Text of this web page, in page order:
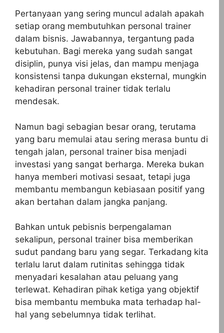
Pertanyaan yang sering muncul adalah apakah
setiap orang membutuhkan personal trainer
dalam bisnis. Jawabannya, tergantung pada
kebutuhan. Bagi mereka yang sudah sangat
disiplin, punya visi jelas, dan mampu menjaga
konsistensi tanpa dukungan eksternal, mungkin
kehadiran personal trainer tidak terlalu
mendesak.
Namun bagi sebagian besar orang, terutama
yang baru memulai atau sering merasa buntu di
tengah jalan, personal trainer bisa menjadi
investasi yang sangat berharga. Mereka bukan
hanya memberi motivasi sesaat, tetapi juga
membantu membangun kebiasaan positif yang
akan bertahan dalam jangka panjang.
Bahkan untuk pebisnis berpengalaman
sekalipun, personal trainer bisa memberikan
sudut pandang baru yang segar. Terkadang kita
terlalu larut dalam rutinitas sehingga tidak
menyadari kesalahan atau peluang yang
terlewat. Kehadiran pihak ketiga yang objektif
bisa membantu membuka mata terhadap hal-
hal yang sebelumnya tidak terlihat.